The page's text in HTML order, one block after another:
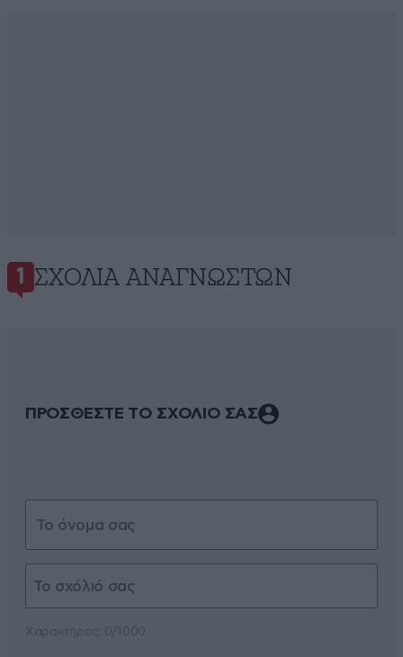
1 ΣΧΌΛΙΑ ΑΝΑΓΝΩΣΤΏΝ
ΠΡΟΣΘΕΣΤΕ ΤΟ ΣΧΟΛΙΟ ΣΑΣ